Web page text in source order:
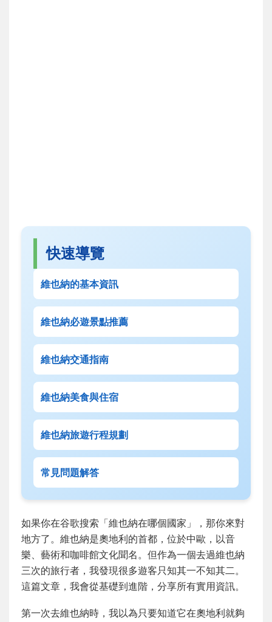
快速導覽
維也納的基本資訊
維也納必遊景點推薦
維也納交通指南
維也納美食與住宿
維也納旅遊行程規劃
常見問題解答
如果你在谷歌搜索「維也納在哪個國家」，那你來對
地方了。維也納是奧地利的首都，位於中歐，以音
樂、藝術和咖啡館文化聞名。但作為一個去過維也納
三次的旅行者，我發現很多遊客只知其一不知其二。
這篇文章，我會從基礎到進階，分享所有實用資訊。
第一次去維也納時，我以為只要知道它在奧地利就夠